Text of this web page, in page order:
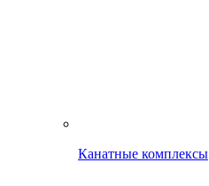
Канатные комплексы